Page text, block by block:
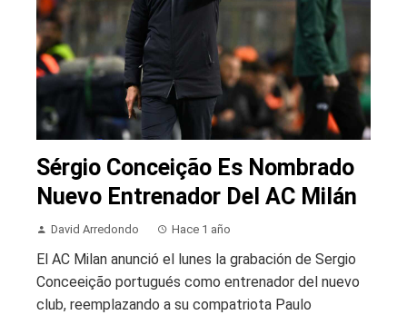
Sérgio Conceição Es Nombrado
Nuevo Entrenador Del AC Milán
David Arredondo Hace 1 año
El AC Milan anunció el lunes la grabación de Sergio
Conceeição portugués como entrenador del nuevo
club, reemplazando a su compatriota Paulo